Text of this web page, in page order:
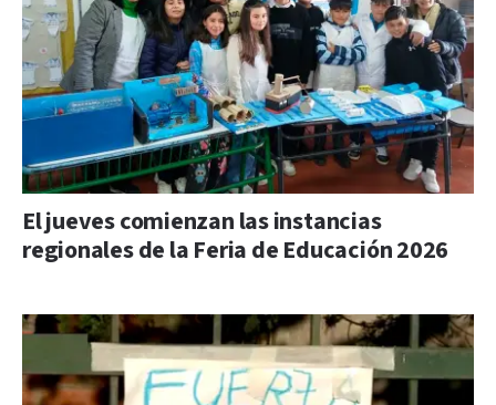
El jueves comienzan las instancias
regionales de la Feria de Educación 2026